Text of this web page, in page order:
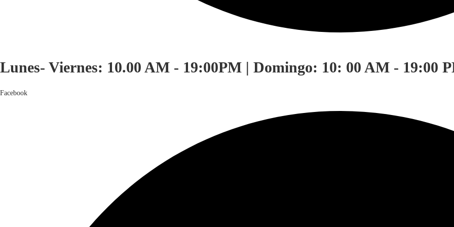
Lunes- Viernes: 10.00 AM - 19:00PM | Domingo: 10: 00 AM - 19:00
Facebook